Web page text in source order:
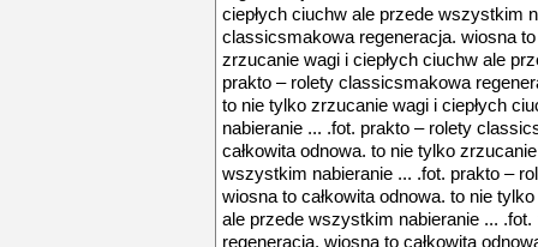
ciepłych ciuchw ale przede wszystkim
classicsmakowa regeneracja. wiosna
zrzucanie wagi i ciepłych ciuchw ale
prakto – rolety classicsmakowa
to nie tylko zrzucanie wagi i ciepłych
nabieranie ... .fot. prakto – rolety
całkowita odnowa. to nie tylko
wszystkim nabieranie ... .fot. prakto –
wiosna to całkowita odnowa. to nie
ale przede wszystkim nabieranie ...
regeneracja. wiosna to całkowita